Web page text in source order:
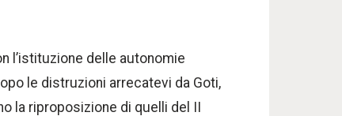
l’istituzione delle autonomie
le distruzioni arrecatevi da Goti,
la riproposizione di quelli del II